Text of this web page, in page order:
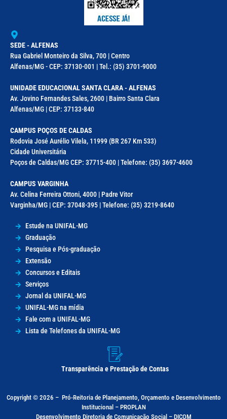
SEDE - ALFENAS
Rua Gabriel Monteiro da Silva, 700 | Centro
Alfenas/MG - CEP: 37130-001 | Tel.: (35) 3701-9000
UNIDADE EDUCACIONAL SANTA CLARA - ALFENAS
Av. Jovino Fernandes Sales, 2600 | Bairro Santa Clara
Alfenas/MG | CEP: 37133-840
CAMPUS POÇOS DE CALDAS
Rodovia José Aurélio Vilela, 11999 (BR 267 Km 533)
Cidade Universitária
Poços de Caldas/MG CEP: 37715-400 | Telefone: (35) 3697-4600
CAMPUS VARGINHA
Av. Celina Ferreira Ottoni, 4000 | Padre Vitor
Varginha/MG | CEP: 37048-395 | Telefone: (35) 3219-8640
Estude na UNIFAL-MG
Graduação
Pesquisa e Pós-graduação
Extensão
Concursos e Editais
Serviços
Jornal da UNIFAL-MG
UNIFAL-MG na mídia
Fale com a UNIFAL-MG
Lista de Telefones da UNIFAL-MG
Transparência e Prestação de Contas
Copyright © 2026 – Pró-Reitoria de Planejamento, Orçamento e Desenvolvimento
Institucional – PROPLAN
Desenvolvimento Diretoria de Comunicação Social – DICOM